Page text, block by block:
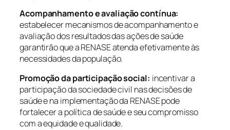
Acompanhamento e avaliação contínua:
estabelecer mecanismos de acompanhamento e
avaliação dos resultados das ações de saúde
garantirão que a RENASE atenda efetivamente às
necessidades da população.
Promoção da participação social: incentivar a
participação da sociedade civil nas decisões de
saúde e na implementação da RENASE pode
fortalecer a política de saúde e seu compromisso
com a equidade e qualidade.